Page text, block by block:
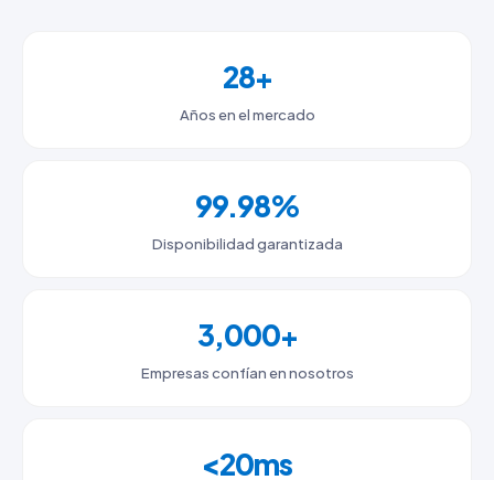
28+
Años en el mercado
99.98%
Disponibilidad garantizada
3,000+
Empresas confían en nosotros
<20ms